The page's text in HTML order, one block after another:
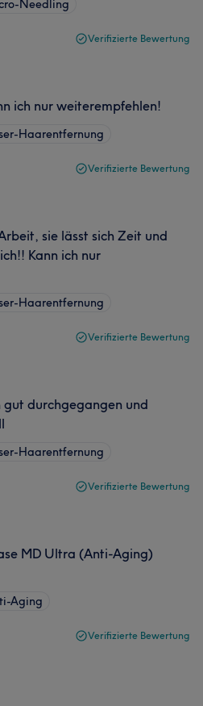
Needling
Verifizierte Bewertung
ich nur weiterempfehlen!
Haarentfernung
Verifizierte Bewertung
sie lässt sich Zeit und
Kann ich nur
Haarentfernung
Verifizierte Bewertung
gut durchgegangen und
Haarentfernung
Verifizierte Bewertung
MD Ultra (Anti-Aging)
Aging
Verifizierte Bewertung